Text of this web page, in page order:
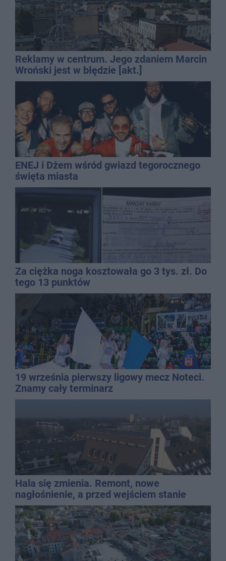
Reklamy w centrum. Jego zdaniem Marcin
Wroński jest w błędzie [akt.]
ENEJ i Dżem wśród gwiazd tegorocznego
święta miasta
Za ciężka noga kosztowała go 3 tys. zł. Do
tego 13 punktów
19 września pierwszy ligowy mecz Noteci.
Znamy cały terminarz
Hala się zmienia. Remont, nowe
nagłośnienie, a przed wejściem stanie
QEMETICA ARENA